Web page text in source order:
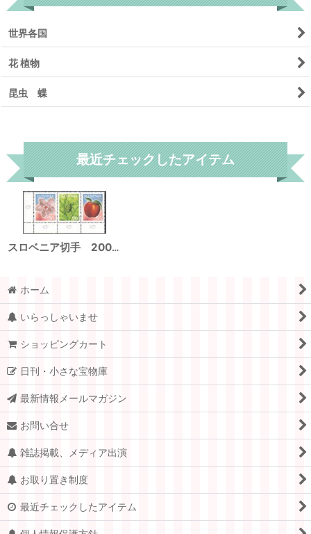
世界各国
花 植物
昆虫 蝶
最近チェックしたアイテム
スロベニア切手 2001年 リンゴ 桃の花 果実 3種
ホーム
いらっしゃいませ
ショッピングカート
日刊・小さな宝物庫
最新情報メールマガジン
お問い合せ
雑誌掲載、メディア出演
お取り置き制度
最近チェックしたアイテム